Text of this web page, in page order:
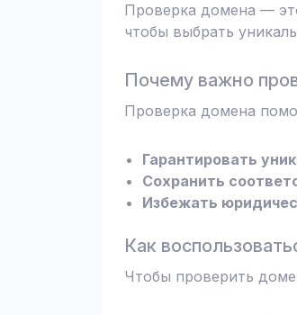
Проверка домена —
чтобы выбрать
Почему важно
Проверка домена
Гарантировать
Сохранить
Избежать
Как
Чтобы проверить